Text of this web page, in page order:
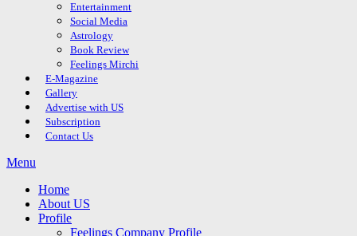
Entertainment
Social Media
Astrology
Book Review
Feelings Mirchi
E-Magazine
Gallery
Advertise with US
Subscription
Contact Us
Menu
Home
About US
Profile
Feelings Company Profile